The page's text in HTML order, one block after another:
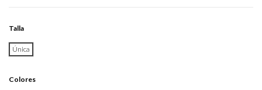
Talla
Única
Colores